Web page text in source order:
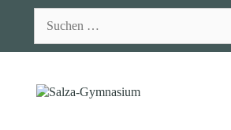
nach: